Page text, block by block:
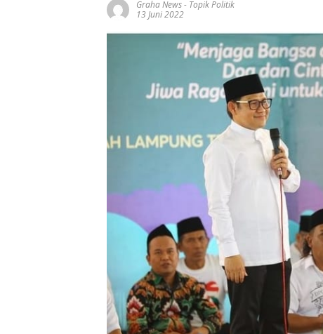
Graha News- Topik Politik
13 Juni 2022